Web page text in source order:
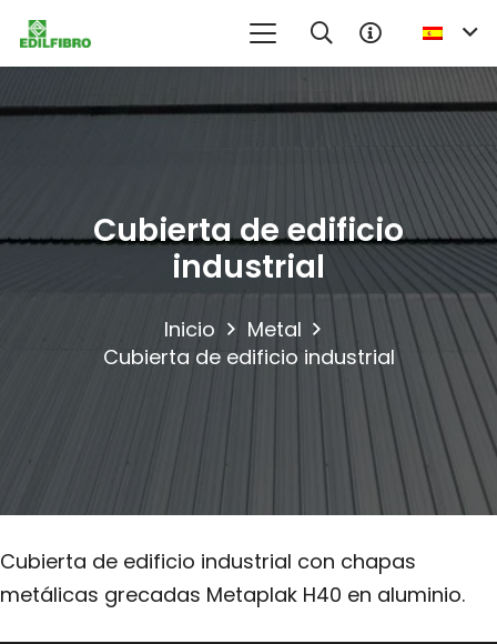
Cubierta de edificio
industrial
Inicio
Metal
Cubierta de edificio industrial
Cubierta de edificio industrial con chapas
metálicas grecadas Metaplak H40 en aluminio.